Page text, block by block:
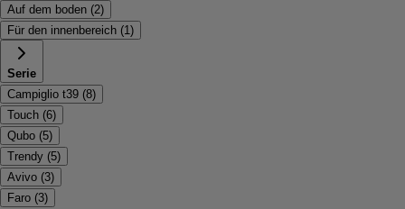
Auf dem boden (2)
Für den innenbereich (1)
Serie
Campiglio t39 (8)
Touch (6)
Qubo (5)
Trendy (5)
Avivo (3)
Faro (3)